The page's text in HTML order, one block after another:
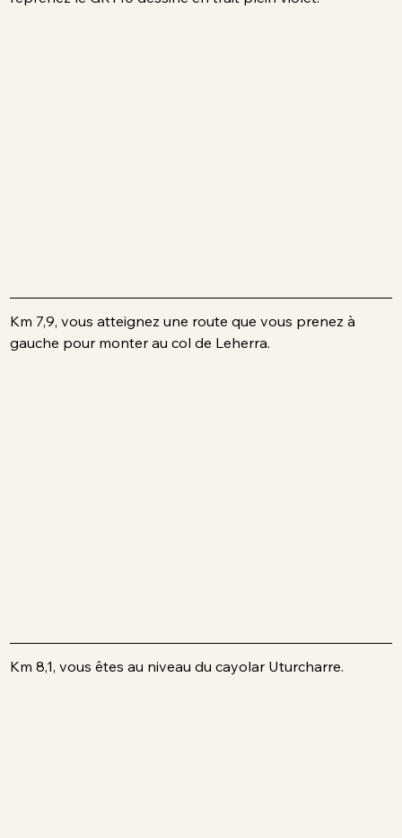
Km 7,9, vous atteignez une route que vous prenez à
gauche pour monter au col de Leherra.
Km 8,1, vous êtes au niveau du cayolar Uturcharre.